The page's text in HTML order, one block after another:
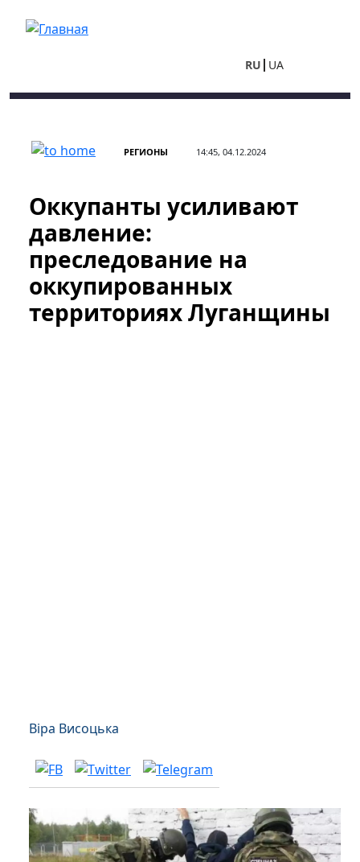
RU UA
РЕГИОНЫ 14:45, 04.12.2024
Оккупанты усиливают
давление:
преследование на
оккупированных
территориях Луганщины
Віра Висоцька